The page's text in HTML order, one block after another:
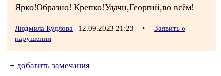
Ярко!Образно! Крепко!Удачи,Георгий,во всём!
Людмила Кудлова 12.09.2023 21:23 •
Заявить о
нарушении
+ добавить замечания